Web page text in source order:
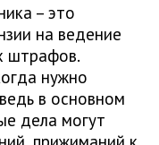
– это
на ведение
штрафов.
нужно
в основном
дела могут